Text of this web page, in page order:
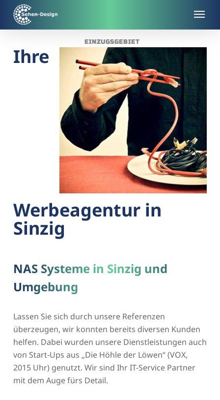
main
EINZUGSGEBIET
Ihre
Werbeagentur in
Sinzig
NAS Systeme in Sinzig und
Umgebung
Lassen Sie sich durch unsere Referenzen
überzeugen, wir konnten bereits diversen Kunden
helfen. Dabei wurden unsere Dienstleistungen auch
von Start-Ups aus „Die Höhle der Löwen“ (VOX,
2015 Uhr) genutzt. Wir sind Ihr IT-Service Partner
mit dem Auge fürs Detail.